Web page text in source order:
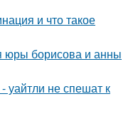
и что такое
юры борисова и анны
уайтли не спешат к